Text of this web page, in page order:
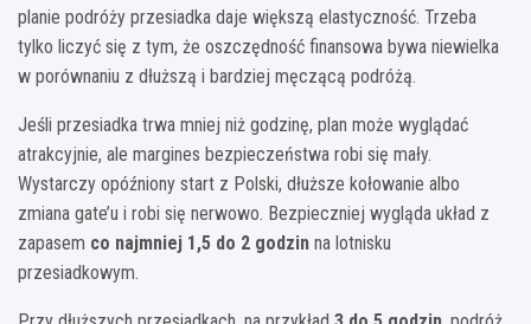
planie podróży przesiadka daje większą elastyczność. Trzeba
tylko liczyć się z tym, że oszczędność finansowa bywa niewielka
w porównaniu z dłuższą i bardziej męczącą podróżą.
Jeśli przesiadka trwa mniej niż godzinę, plan może wyglądać
atrakcyjnie, ale margines bezpieczeństwa robi się mały.
Wystarczy opóźniony start z Polski, dłuższe kołowanie albo
zmiana gate’u i robi się nerwowo. Bezpieczniej wygląda układ z
zapasem co najmniej 1,5 do 2 godzin na lotnisku
przesiadkowym.